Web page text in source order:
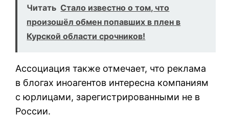
Читать Стало известно о том, что
произошёл обмен попавших в плен в
Курской области срочников!
Ассоциация также отмечает, что реклама
в блогах иноагентов интересна компаниям
с юрлицами, зарегистрированными не в
России.